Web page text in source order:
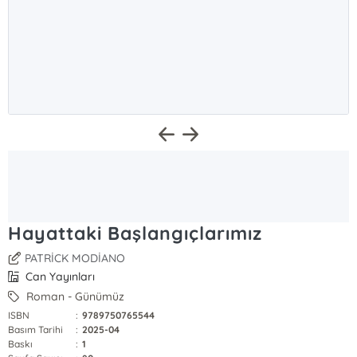
Hayattaki Başlangıçlarımız
PATRİCK MODİANO
Can Yayınları
Roman - Günümüz
ISBN : 9789750765544
Basım Tarihi
: 2025-04
Baskı
: 1